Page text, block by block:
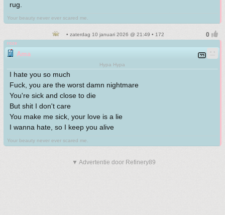
rug.
Your beauty never ever scared me.
• zaterdag 10 januari 2026 @ 21:49 • 172
roze
Ama
Hypa Hypa
I hate you so much
Fuck, you are the worst damn nightmare
You're sick and close to die
But shit I don't care
You make me sick, your love is a lie
I wanna hate, so I keep you alive
Your beauty never ever scared me.
▼ Advertentie door Refinery89